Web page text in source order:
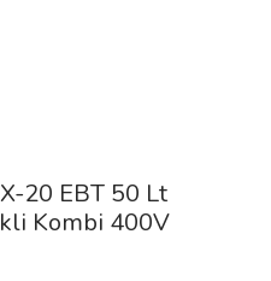
20 EBT 50 Lt
Kombi 400V